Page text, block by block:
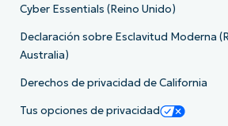
Cyber Essentials (Reino Unido)
Declaración sobre Esclavitud Moderna
Australia)
Derechos de privacidad de California
Tus opciones de privacidad